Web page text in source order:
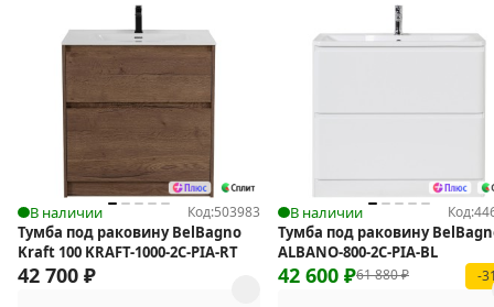
В наличии Код:503983
Тумба под раковину BelBagno
Kraft 100 KRAFT-1000-2C-PIA-RT
42 700 ₽
В наличии Код:
Тумба под раковину
ALBANO-800-2C-PIA-BL
61 880₽
42 600 ₽ -